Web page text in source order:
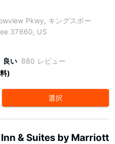
Pkwy, キングスポー
37660, US
良い 880 レビュー
)
選択
& Suites by Marriott